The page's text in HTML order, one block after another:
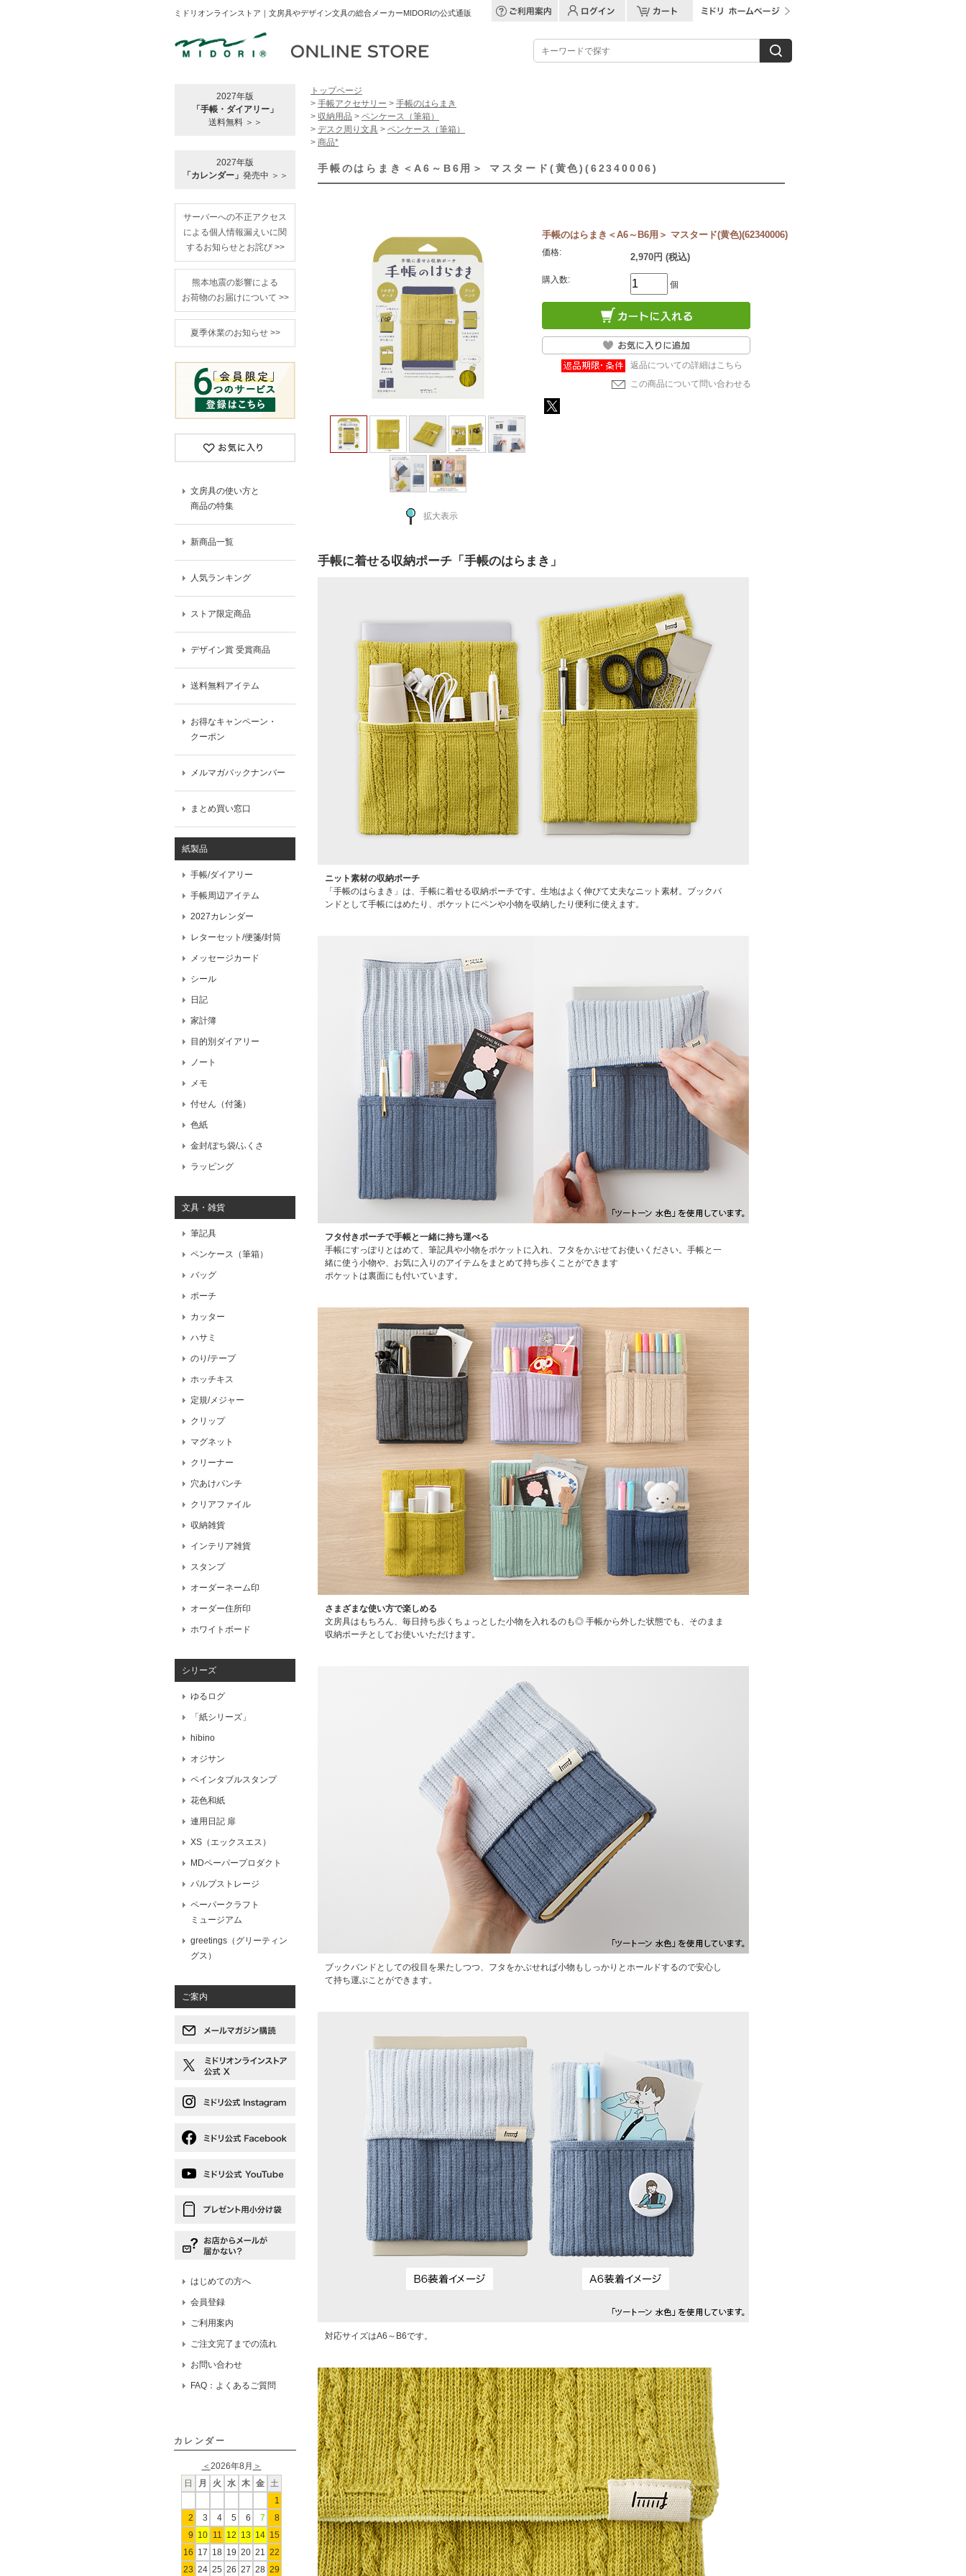
ミドリオンラインストア｜文房具やデザイン文具の総合メーカーMIDORIの公式通販
2027年版
「手帳・ダイアリー」
送料無料 ＞＞
2027年版
「カレンダー」 発売中 ＞＞
サーバーへの不正アクセス
による個人情報漏えいに関
するお知らせとお詫び >>
熊本地震の影響による
お荷物のお届けについて >>
夏季休業のお知らせ >>
文房具の使い方と
商品の特集
新商品一覧
人気ランキング
ストア限定商品
デザイン賞 受賞商品
送料無料アイテム
お得なキャンペーン・
クーポン
メルマガバックナンバー
まとめ買い窓口
紙製品
手帳/ダイアリー
手帳周辺アイテム
2027カレンダー
レターセット/便箋/封筒
メッセージカード
シール
日記
家計簿
目的別ダイアリー
ノート
メモ
付せん（付箋）
色紙
金封/ぽち袋/ふくさ
ラッピング
文具・雑貨
筆記具
ペンケース（筆箱）
バッグ
ポーチ
カッター
ハサミ
のり/テープ
ホッチキス
定規/メジャー
クリップ
マグネット
クリーナー
穴あけパンチ
クリアファイル
収納雑貨
インテリア雑貨
スタンプ
オーダーネーム印
オーダー住所印
ホワイトボード
シリーズ
ゆるログ
「紙シリーズ」
hibino
オジサン
ペインタブルスタンプ
花色和紙
連用日記 扉
XS（エックスエス）
MDペーパープロダクト
パルプストレージ
ペーパークラフト
ミュージアム
greetings（グリーティン
グス）
ご案内
はじめての方へ
会員登録
ご利用案内
ご注文完了までの流れ
お問い合わせ
FAQ：よくあるご質問
カレンダー
＜ 2026年8月 ＞
日
月 火 水 木 金
土
1
2
3 4 5 6 7
8
9 10 11 12 13 14 15
16 17 18 19 20 21
22
23 24 25 26 27 28 29
トップページ
> 手帳アクセサリー > 手帳のはらまき
> 収納用品 > ペンケース（筆箱）
> デスク周り文具 > ペンケース（筆箱）
> 商品*
手帳のはらまき＜A6～B6用＞ マスタード(黄色)(62340006)
拡大表示
手帳のはらまき＜A6～B6用＞ マスタード(黄色)(62340006)
価格: 2,970円 (税込)
購入数: 個
返品についての詳細はこちら
この商品について問い合わせる
手帳に着せる収納ポーチ「手帳のはらまき」
ニット素材の収納ポーチ
「手帳のはらまき」は、手帳に着せる収納ポーチです。生地はよく伸びて丈夫なニット素材。ブックバ
ンドとして手帳にはめたり、ポケットにペンや小物を収納したり便利に使えます。
フタ付きポーチで手帳と一緒に持ち運べる
手帳にすっぽりとはめて、筆記具や小物をポケットに入れ、フタをかぶせてお使いください。手帳と一
緒に使う小物や、お気に入りのアイテムをまとめて持ち歩くことができます
ポケットは裏面にも付いています。
さまざまな使い方で楽しめる
文房具はもちろん、毎日持ち歩くちょっとした小物を入れるのも◎ 手帳から外した状態でも、そのまま
収納ポーチとしてお使いいただけます。
ブックバンドとしての役目を果たしつつ、フタをかぶせれば小物もしっかりとホールドするので安心し
て持ち運ぶことができます。
対応サイズはA6～B6です。